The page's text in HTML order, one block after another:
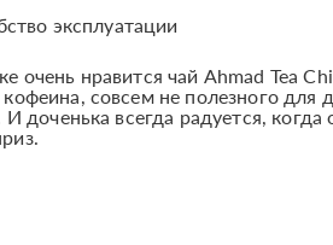
эксплуатации
очень нравится чай Ahmad Tea
совсем не полезного
И доченька всегда радуется,